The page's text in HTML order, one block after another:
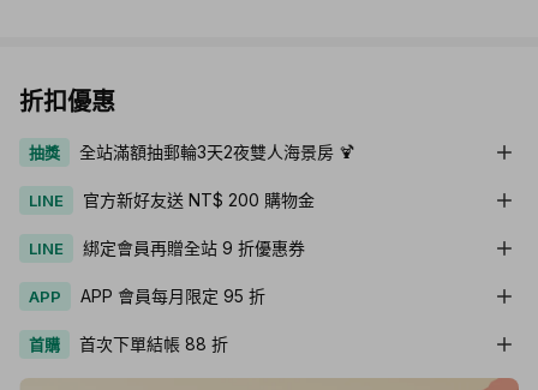
折扣優惠
抽獎 全站滿額抽郵輪3天2夜雙人海景房 🍹
LINE 官方新好友送 NT$ 200 購物金
LINE 綁定會員再贈全站 9 折優惠券
APP APP 會員每月限定 95 折
首購 首次下單結帳 88 折